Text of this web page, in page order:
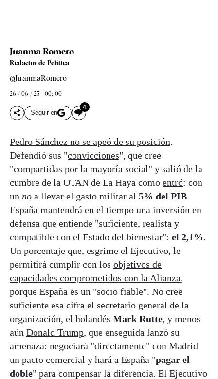
Juanma Romero
Redactor de Política
@JuanmaRomero
26 / 06 / 25 - 00: 00
Seguir en
4
Pedro Sánchez no se apeó de su posición.
Defendió sus "convicciones", que cree
"compartidas por la mayoría social" y salió de la
cumbre de la OTAN de La Haya como entró: con
un no a llevar el gasto militar al 5% del PIB.
España mantendrá en el tiempo una inversión en
defensa que entiende "suficiente, realista y
compatible con el Estado del bienestar": el 2,1%.
Un porcentaje que, esgrime el Ejecutivo, le
permitirá cumplir con los objetivos de
capacidades comprometidos con la Alianza,
porque España es un "socio fiable". No cree
suficiente esa cifra el secretario general de la
organización, el holandés Mark Rutte, y menos
aún Donald Trump, que enseguida lanzó su
amenaza: negociará "directamente" con Madrid
un pacto comercial y hará a España "pagar el
doble" para compensar la diferencia. El Ejecutivo